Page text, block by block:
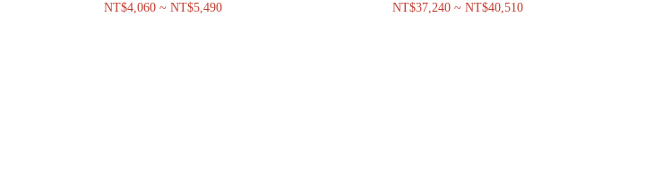
NT$4,060 ~ NT$5,490 NT$37,240 ~ NT$40,510